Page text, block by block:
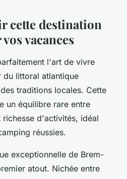
cette destination
vacances
l'art de vivre
du littoral atlantique
traditions locales. Cette
un équilibre rare entre
d'activités, idéal
réussies.
exceptionnelle de Brem-
atout. Nichée entre